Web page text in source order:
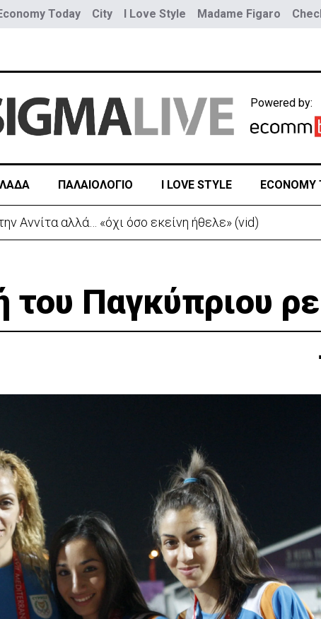
Today City I Love Style Madame Figaro
Powered by:
ΠΑΛΑΙΟΛΟΓΙΟ I LOVE STYLE ECONOMY
κατόπιν δικής μου επιλογής»-Η μακροσκελής ομιλία
του Παγκύπριου